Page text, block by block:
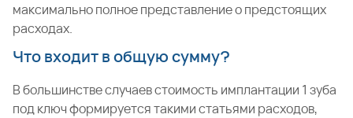
максимально полное представление о предстоящих
расходах.
Что входит в общую сумму?
В большинстве случаев стоимость имплантации 1 зуба
под ключ формируется такими статьями расходов,